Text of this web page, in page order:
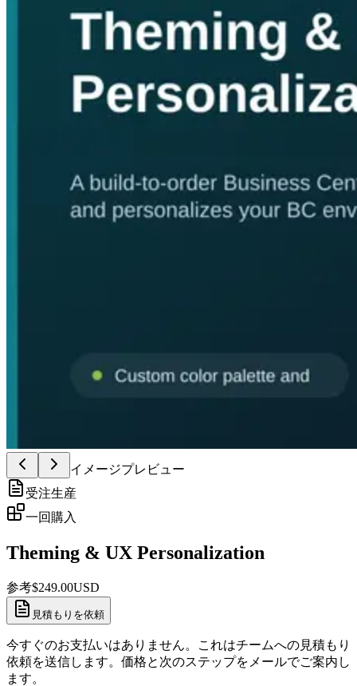
イメージプレビュー
受注生産
一回購入
Theming & UX Personalization
参考$249.00USD
見積もりを依頼
今すぐのお支払いはありません。これはチームへの見積もり
依頼を送信します。価格と次のステップをメールでご案内し
ます。